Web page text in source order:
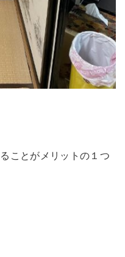
ことがメリットの１つ